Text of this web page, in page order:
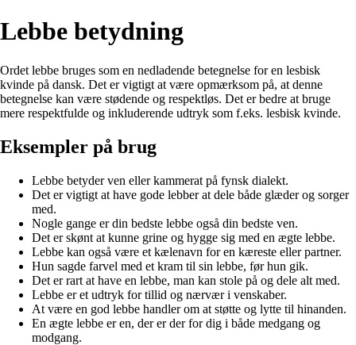
Lebbe betydning
Ordet lebbe bruges som en nedladende betegnelse for en lesbisk
kvinde på dansk. Det er vigtigt at være opmærksom på, at denne
betegnelse kan være stødende og respektløs. Det er bedre at bruge
mere respektfulde og inkluderende udtryk som f.eks. lesbisk kvinde.
Eksempler på brug
Lebbe betyder ven eller kammerat på fynsk dialekt.
Det er vigtigt at have gode lebber at dele både glæder og sorger
med.
Nogle gange er din bedste lebbe også din bedste ven.
Det er skønt at kunne grine og hygge sig med en ægte lebbe.
Lebbe kan også være et kælenavn for en kæreste eller partner.
Hun sagde farvel med et kram til sin lebbe, før hun gik.
Det er rart at have en lebbe, man kan stole på og dele alt med.
Lebbe er et udtryk for tillid og nærvær i venskaber.
At være en god lebbe handler om at støtte og lytte til hinanden.
En ægte lebbe er en, der er der for dig i både medgang og
modgang.